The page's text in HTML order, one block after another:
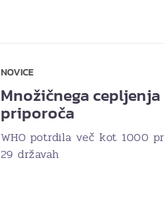
NOVICE
Množičnega cepljenja
priporoča
WHO potrdila več kot 1000
29 državah